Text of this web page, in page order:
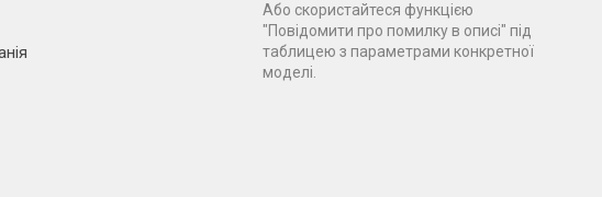
Або скористайтеся функцією
"Повідомити про помилку в описі" під
таблицею з параметрами конкретної
моделі.